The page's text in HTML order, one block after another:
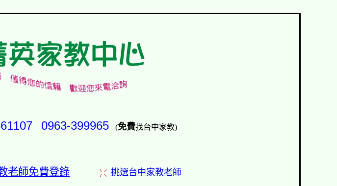
0963-399965 (免費找台中家教)
老師免費登錄 挑選台中家教老師